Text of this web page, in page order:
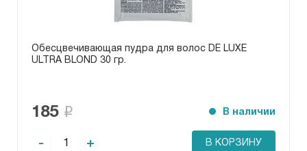
Обесцвечивающая пудра для волос DE LUXE
ULTRA BLOND 30 гр.
185 В наличии
- + В КОРЗИНУ